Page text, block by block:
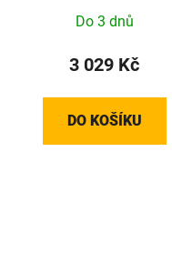
Do 3 dnů
3 029 Kč
DO KOŠÍKU